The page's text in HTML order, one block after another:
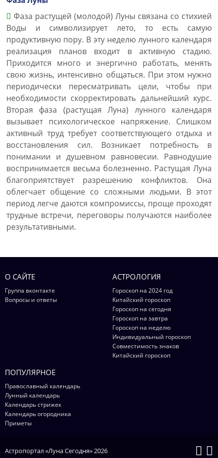
Фаза растущей (молодой) Луны связана со стихией
Воды и символизирует лето, то есть самую
продуктивную пору. В эту неделю лунного календаря
реализация планов входит в активную стадию.
Приходится много и энергично работать, менять
свою жизнь, интенсивно общаться. При этом нужно
периодически пересматривать цели, чтобы при
необходимости скорректировать дальнейший курс.
Вторая фаза (растущая Луна) лунного календаря
вызывает психологическое напряжение. Слишком
активный труд требует соответствующего отдыха и
восстановления сил. Возникает потребность в
понимании и душевном равновесии. Равнодушие
воспринимается весьма болезненно. Растущая Луна
благоприятствует разрешению конфликтов. Она
облегчает общение со сложными людьми. В этот
период легче даются компромиссы, проще проходят
трудные встречи, переговоры получаются наиболее
результативными.
О САЙТЕ
Группа вконтакте
Вопросы и ответы
АСТРОЛОГИЯ
Гороскоп на 2024 год
Китайский гороскоп
Гороскоп на сегодня
Гороскоп на завтра
Гороскоп на неделю
Индивидуальный гороскоп
Совместимость знаков
Китайский гороскоп
ПОПУЛЯРНОЕ
Православный календарь
Лунный календарь
Календарь стрижек
Календарь огородника
Приметы
Астропортал «Луна Сегодня» 2026